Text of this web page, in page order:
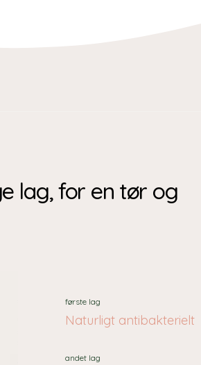
lag, for en tør og
første lag
Naturligt antibakterielt
andet lag